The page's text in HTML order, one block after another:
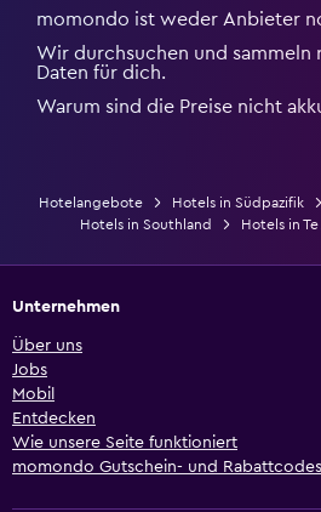
momondo ist weder Anbieter
Wir durchsuchen und sammeln
Daten für dich.
Warum sind die Preise nicht
Hotelangebote Hotels in Südpazifik
Hotels in Southland
Hotels in Te
Unternehmen
Über uns
Jobs
Mobil
Entdecken
Wie unsere Seite funktioniert
momondo Gutschein- und Rabattcodes